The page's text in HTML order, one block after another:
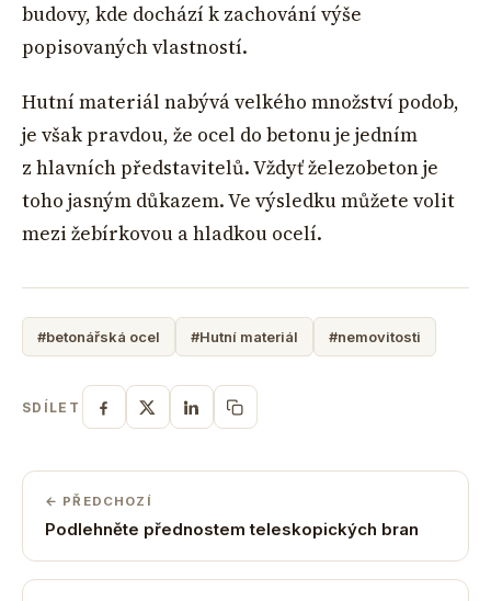
budovy, kde dochází k zachování výše
popisovaných vlastností.
Hutní materiál nabývá velkého množství podob,
je však pravdou, že ocel do betonu je jedním
z hlavních představitelů. Vždyť železobeton je
toho jasným důkazem. Ve výsledku můžete volit
mezi žebírkovou a hladkou ocelí.
#betonářská ocel #Hutní materiál #nemovitosti
SDÍLET
← PŘEDCHOZÍ
Podlehněte přednostem teleskopických bran